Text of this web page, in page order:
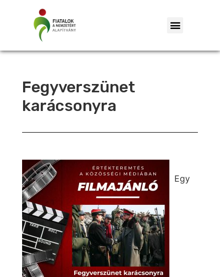
Fegyverszünet
karácsonyra
Egy